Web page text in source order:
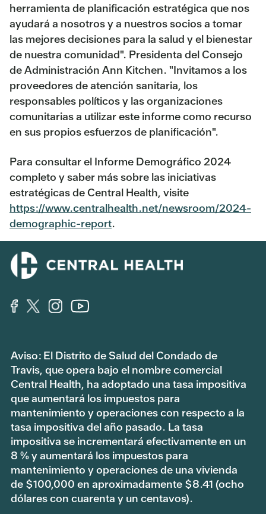
herramienta de planificación estratégica que nos
ayudará a nosotros y a nuestros socios a tomar
las mejores decisiones para la salud y el bienestar
de nuestra comunidad". Presidenta del Consejo
de Administración Ann Kitchen. "Invitamos a los
proveedores de atención sanitaria, los
responsables políticos y las organizaciones
comunitarias a utilizar este informe como recurso
en sus propios esfuerzos de planificación".
Para consultar el Informe Demográfico 2024
completo y saber más sobre las iniciativas
estratégicas de Central Health, visite
https://www.centralhealth.net/newsroom/2024-
demographic-report.
Aviso: El Distrito de Salud del Condado de
Travis, que opera bajo el nombre comercial
Central Health, ha adoptado una tasa impositiva
que aumentará los impuestos para
mantenimiento y operaciones con respecto a la
tasa impositiva del año pasado. La tasa
impositiva se incrementará efectivamente en un
8 % y aumentará los impuestos para
mantenimiento y operaciones de una vivienda
de $100,000 en aproximadamente $8.41 (ocho
dólares con cuarenta y un centavos).